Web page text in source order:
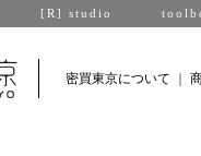
[R] studio
密買東京について